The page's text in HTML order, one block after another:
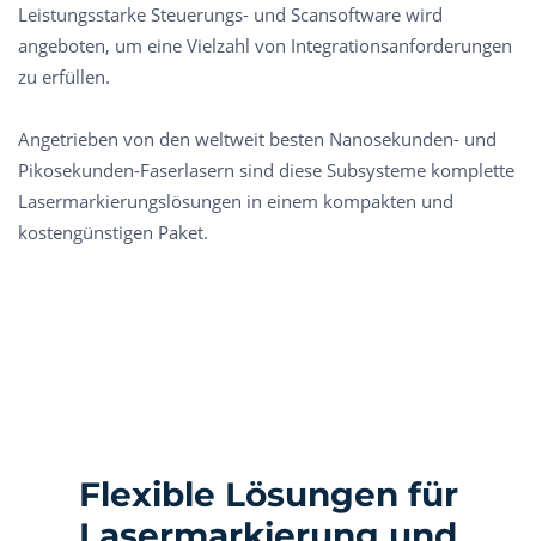
Leistungsstarke Steuerungs- und Scansoftware wird
angeboten, um eine Vielzahl von Integrationsanforderungen
zu erfüllen.
Angetrieben von den weltweit besten Nanosekunden- und
Pikosekunden-Faserlasern sind diese Subsysteme komplette
Lasermarkierungslösungen in einem kompakten und
kostengünstigen Paket.
Flexible Lösungen für